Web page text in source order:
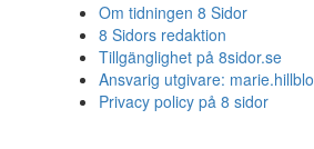
Om tidningen 8 Sidor
8 Sidors redaktion
Tillgänglighet på 8sidor.se
Ansvarig utgivare:
Privacy policy på 8 sidor